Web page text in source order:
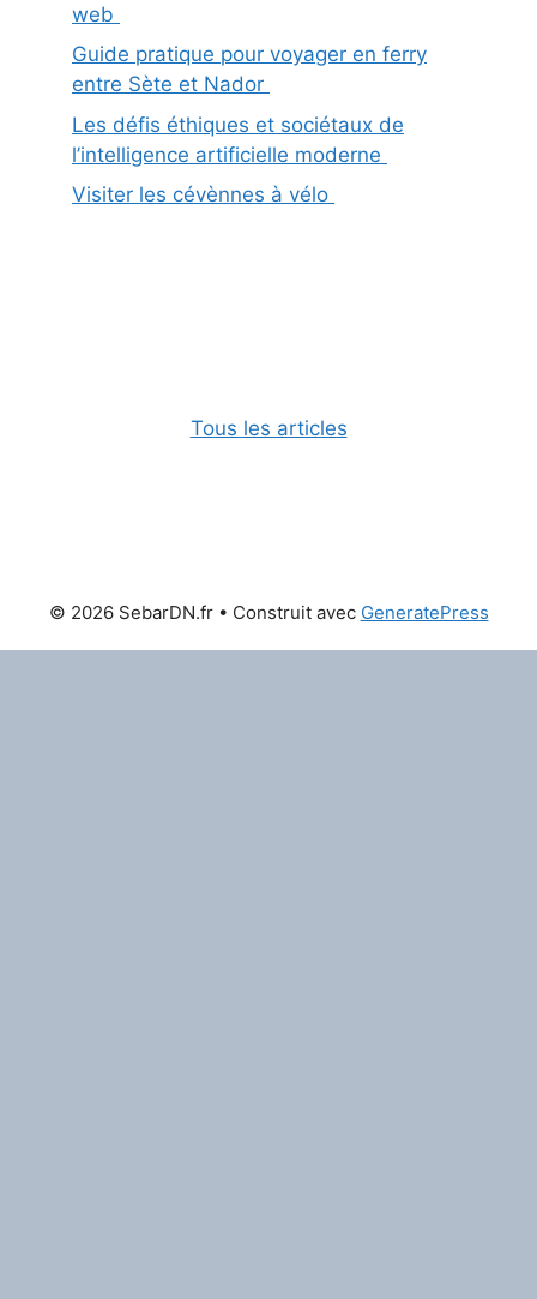
web
Guide pratique pour voyager en ferry
entre Sète et Nador
Les défis éthiques et sociétaux de
l’intelligence artificielle moderne
Visiter les cévènnes à vélo
Tous les articles
© 2026 SebarDN.fr• Construit avec GeneratePress